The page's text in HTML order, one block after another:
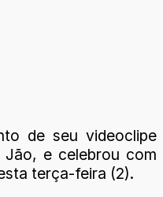
de seu videoclipe
Jão, e celebrou com
terça-feira (2).